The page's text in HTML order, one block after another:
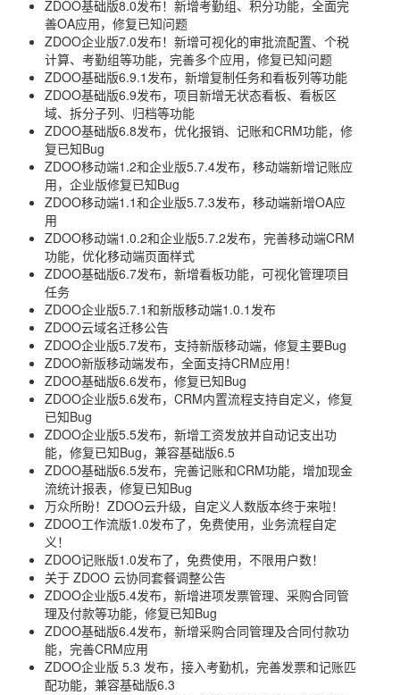
ZDOO基础版8.0发布！新增考勤组、积分功能，全面完
善OA应用，修复已知问题
ZDOO企业版7.0发布！新增可视化的审批流配置、个税
计算、考勤组等功能，完善多个应用，修复已知问题
ZDOO基础版6.9.1发布，新增复制任务和看板列等功能
ZDOO基础版6.9发布，项目新增无状态看板、看板区
域、拆分子列、归档等功能
ZDOO基础版6.8发布，优化报销、记账和CRM功能，修
复已知Bug
ZDOO移动端1.2和企业版5.7.4发布，移动端新增记账应
用，企业版修复已知Bug
ZDOO移动端1.1和企业版5.7.3发布，移动端新增OA应
用
ZDOO移动端1.0.2和企业版5.7.2发布，完善移动端CRM
功能，优化移动端页面样式
ZDOO基础版6.7发布，新增看板功能，可视化管理项目
任务
ZDOO企业版5.7.1和新版移动端1.0.1发布
ZDOO云域名迁移公告
ZDOO企业版5.7发布，支持新版移动端，修复主要Bug
ZDOO新版移动端发布，全面支持CRM应用！
ZDOO基础版6.6发布，修复已知Bug
ZDOO企业版5.6发布，CRM内置流程支持自定义，修复
已知Bug
ZDOO企业版5.5发布，新增工资发放并自动记支出功
能，修复已知Bug，兼容基础版6.5
ZDOO基础版6.5发布，完善记账和CRM功能，增加现金
流统计报表，修复已知Bug
万众所盼！ZDOO云升级，自定义人数版本终于来啦！
ZDOO工作流版1.0发布了，免费使用，业务流程自定
义！
ZDOO记账版1.0发布了，免费使用，不限用户数！
关于 ZDOO 云协同套餐调整公告
ZDOO企业版5.4发布，新增进项发票管理、采购合同管
理及付款等功能，修复已知Bug
ZDOO基础版6.4发布，新增采购合同管理及合同付款功
能，完善CRM应用
ZDOO企业版 5.3 发布，接入考勤机，完善发票和记账匹
配功能，兼容基础版6.3